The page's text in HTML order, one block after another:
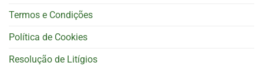
Termos e Condições
Política de Cookies
Resolução de Litígios